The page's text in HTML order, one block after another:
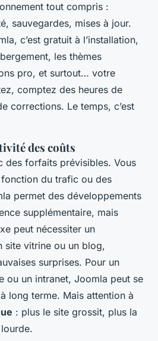
tout compris :
sauvegardes, mises à jour.
c’est gratuit à l’installation,
les thèmes
pro, et surtout… votre
comptez des heures de
corrections. Le temps, c’est
des coûts
des forfaits prévisibles. Vous
fonction du trafic ou des
permet des développements
supplémentaire, mais
peut nécessiter un
site vitrine ou un blog,
surprises. Pour un
ou un intranet, Joomla peut se
long terme. Mais attention à
: plus le site grossit, plus la